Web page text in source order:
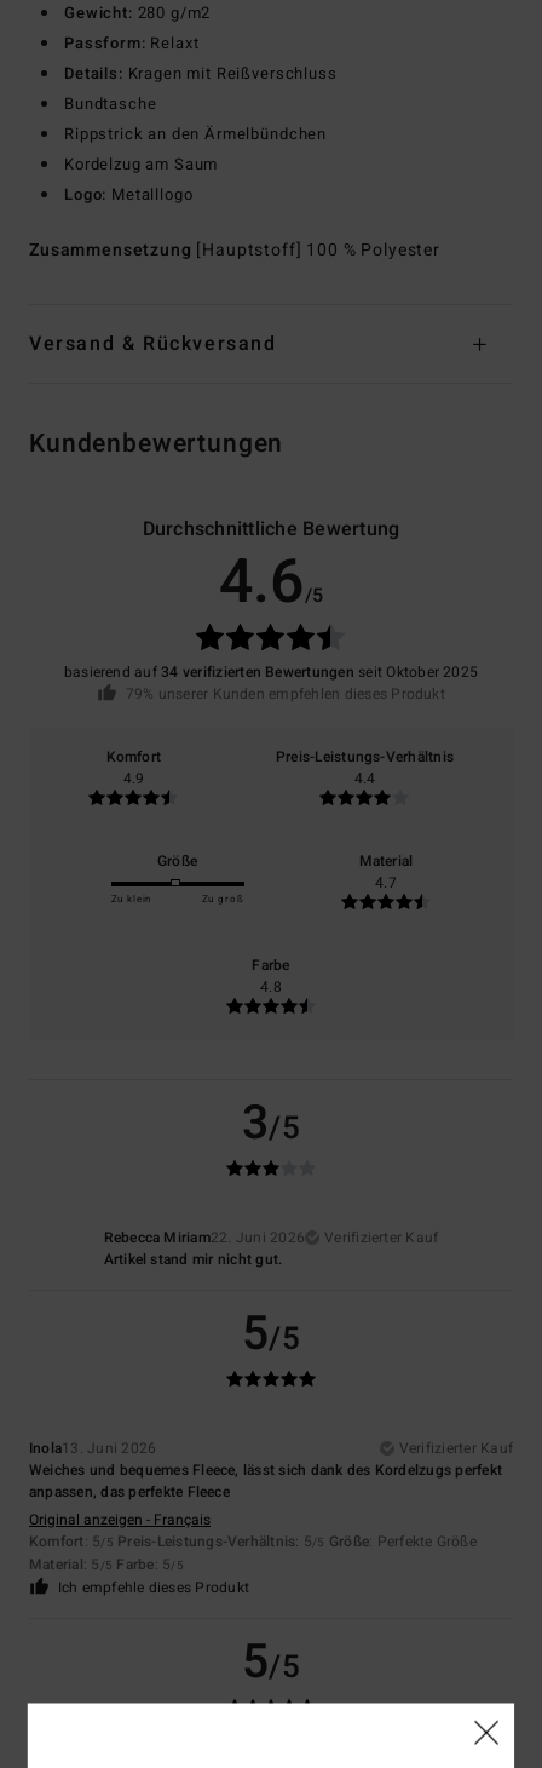
Gewicht: 280 g/m2
Passform: Relaxt
Details: Kragen mit Reißverschluss
Bundtasche
Rippstrick an den Ärmelbündchen
Kordelzug am Saum
Logo: Metalllogo
Zusammensetzung [Hauptstoff] 100 % Polyester
Versand & Rückversand
Kundenbewertungen
Durchschnittliche Bewertung
4.6/5
basierend auf 34 verifizierten Bewertungen seit Oktober 2025
79% unserer Kunden empfehlen dieses Produkt
Komfort
4.9
Preis-Leistungs-Verhältnis
4.4
Größe
Zu klein Zu groß
Material
4.7
Farbe
4.8
3/5
Rebecca Miriam22. Juni 2026
Verifizierter Kauf
Artikel stand mir nicht gut.
5/5
Inola13. Juni 2026
Verifizierter Kauf
Weiches und bequemes Fleece, lässt sich dank des Kordelzugs perfekt
anpassen, das perfekte Fleece
Original anzeigen - Français
Komfort: 5/5 Preis-Leistungs-Verhältnis: 5/5 Größe: Perfekte Größe
Material: 5 /5 Farbe: 5/5
Ich empfehle dieses Produkt
5/5